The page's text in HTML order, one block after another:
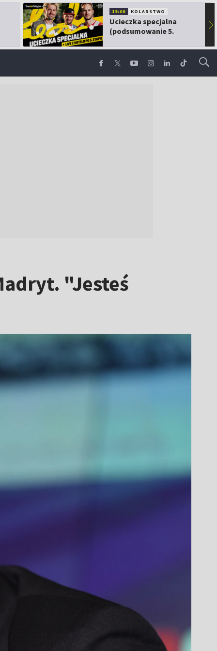
19:00 KOLARSTWO
Ucieczka specjalna
(podsumowanie 5.
▶
"Jesteś